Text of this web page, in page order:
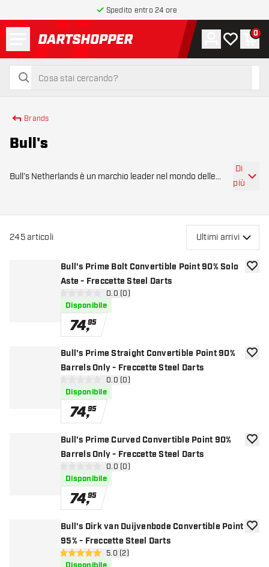
Spedito entro 24 ore
torna alla home page
cerca
cerca
Account
La mia0
Brands
Bull's
Bull’s Netherlands è un marchio leader nel mondo delle
offre tutto ciò di cui hai
Di
più
245articoli Ultimi arrivi
Bull's Prime Bolt Convertible Point 90% Solo
Aste - Freccette Steel Darts
apri pannello recensioni
0 stelle di valutazione
0.0 (0)
Disponibile
74,95
Bull's Prime Straight Convertible Point 90%
Barrels Only - Freccette Steel Darts
apri pannello recensioni
0 stelle di valutazione
0.0 (0)
Disponibile
74,95
Bull's Prime Curved Convertible Point 90%
Barrels Only - Freccette Steel Darts
apri pannello recensioni
0 stelle di valutazione
0.0 (0)
Disponibile
74,95
Bull's Dirk van Duijvenbode Convertible Point
95% - Freccette Steel Darts
apri pannello recensioni
5 stelle di valutazione
5.0 (2)